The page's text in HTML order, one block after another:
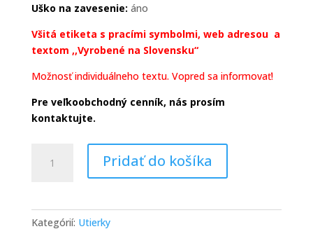
Uško na zavesenie: áno
Všitá etiketa s pracími symbolmi, web adresou a
textom ,,Vyrobené na Slovensku“
Možnosť individuálneho textu. Vopred sa informovať!
Pre veľkoobchodný cenník, nás prosím
kontaktujte.
HAMAVISS
Pridať do košíka
Kategórií: Utierky